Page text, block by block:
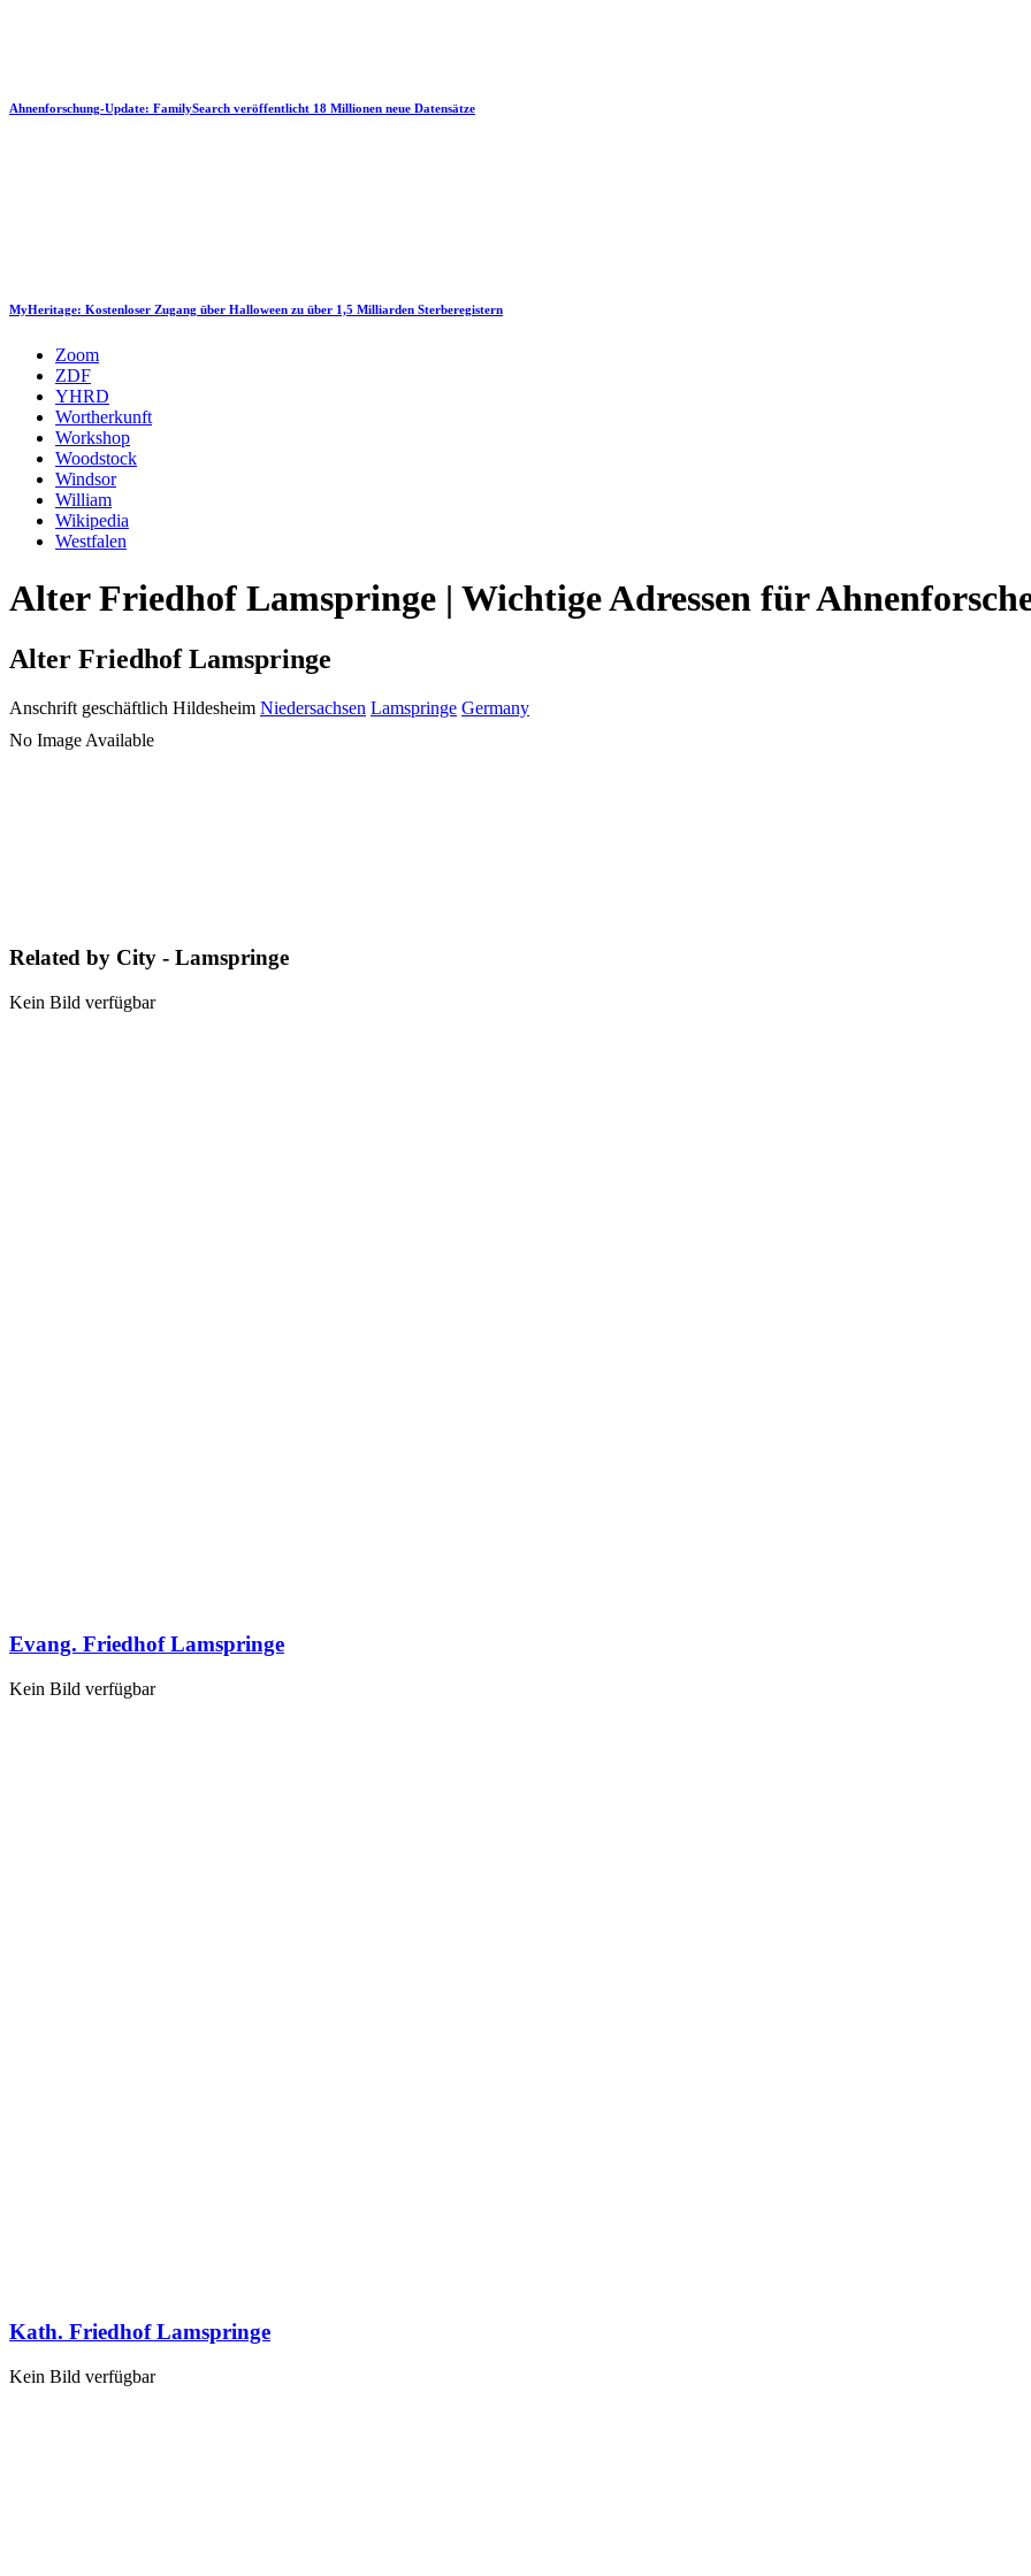
Ahnenforschung-Update: FamilySearch veröffentlicht 18 Millionen neue Datensätze
MyHeritage: Kostenloser Zugang über Halloween zu über 1,5 Milliarden Sterberegistern
Zoom
ZDF
YHRD
Wortherkunft
Workshop
Woodstock
Windsor
William
Wikipedia
Westfalen
Alter Friedhof Lamspringe | Wichtige Adressen für
Alter Friedhof Lamspringe
Anschrift geschäftlich Hildesheim Niedersachsen Lamspringe Germany
No Image Available
Related by City - Lamspringe
Kein Bild verfügbar
Evang. Friedhof Lamspringe
Kein Bild verfügbar
Kath. Friedhof Lamspringe
Kein Bild verfügbar